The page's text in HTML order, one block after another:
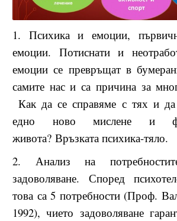
1. Психика и емоции,
емоции. Потиснати и
емоции се превръщат в
самите нас и са причина за
Как да се справяме с тях и
едно ново мислене и
живота? Връзката психика-тяло.
2. Анализ на
задоволяване. Според
това са 5 потребности (Проф.
1992), чието задоволяване